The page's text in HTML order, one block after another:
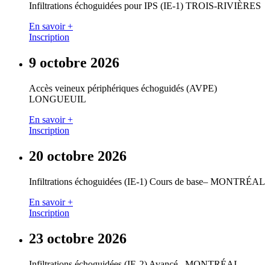
Infiltrations échoguidées pour IPS (IE-1) TROIS-RIVIÈRES
En savoir +
Inscription
9 octobre 2026
Accès veineux périphériques échoguidés (AVPE)
LONGUEUIL
En savoir +
Inscription
20 octobre 2026
Infiltrations échoguidées (IE-1) Cours de base– MONTRÉAL
En savoir +
Inscription
23 octobre 2026